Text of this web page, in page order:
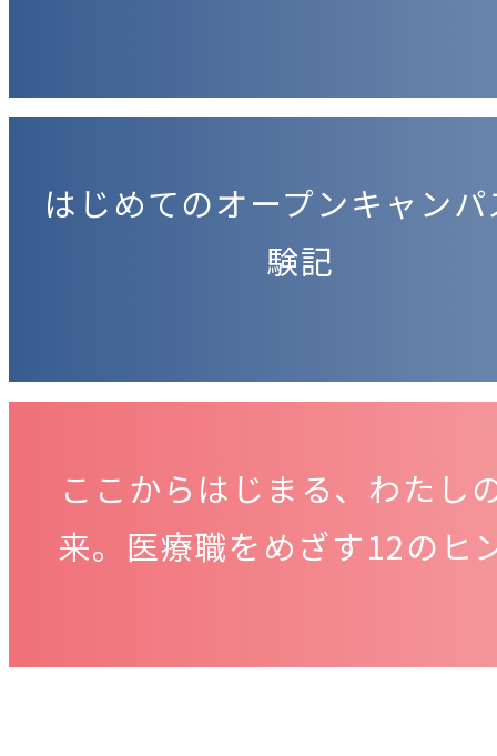
はじめてのオープンキャン
験記
ここからはじまる、わたし
来。医療職をめざす12のヒ